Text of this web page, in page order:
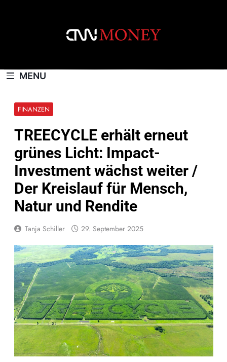
MENU
FINANZEN
TREECYCLE erhält erneut
grünes Licht: Impact-
Investment wächst weiter /
Der Kreislauf für Mensch,
Natur und Rendite
Tanja Schiller 29. September 2025